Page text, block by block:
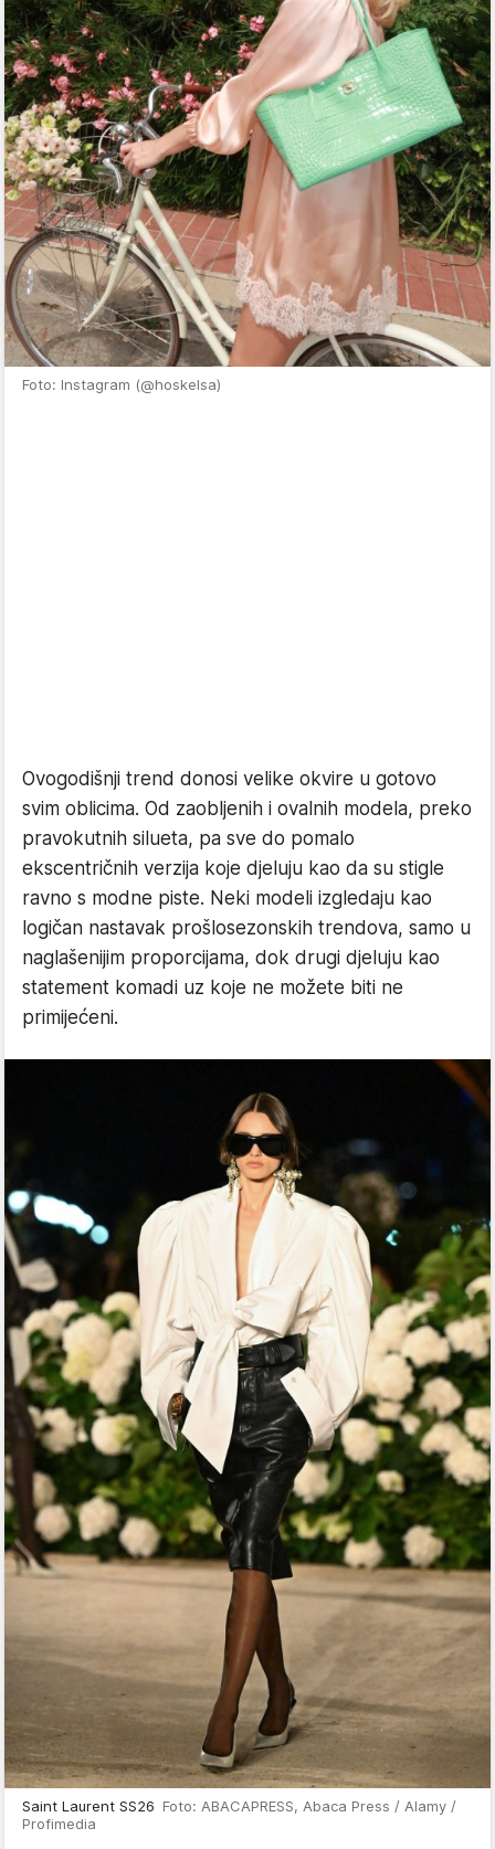
Foto: Instagram (@hoskelsa)
Ovogodišnji trend donosi velike okvire u gotovo
svim oblicima. Od zaobljenih i ovalnih modela, preko
pravokutnih silueta, pa sve do pomalo
ekscentričnih verzija koje djeluju kao da su stigle
ravno s modne piste. Neki modeli izgledaju kao
logičan nastavak prošlosezonskih trendova, samo u
naglašenijim proporcijama, dok drugi djeluju kao
statement komadi uz koje ne možete biti ne
primijećeni.
Saint Laurent SS26 Foto: ABACAPRESS, Abaca Press / Alamy /
Profimedia